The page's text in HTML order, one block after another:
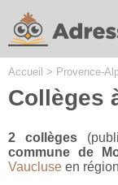
Accueil > Provence-
Collèges
2 collèges
commune de
Vaucluse en région